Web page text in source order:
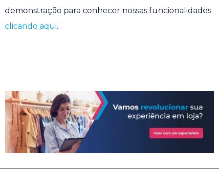
demonstração para conhecer nossas funcionalidades
clicando aqui.